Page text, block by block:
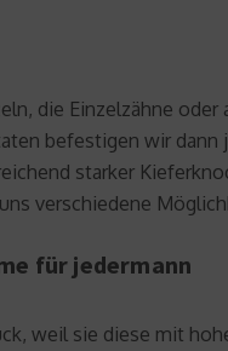
die Einzelzähne
befestigen wir
starker
verschiedene
für jedermann
weil sie diese mit